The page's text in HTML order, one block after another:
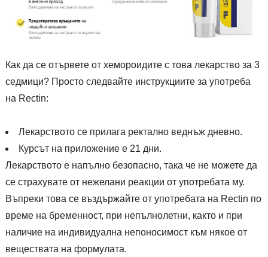
Как да се отървете от хемороидите с това лекарство за 3
седмици? Просто следвайте инструкциите за употреба
на Rectin:
Лекарството се прилага ректално веднъж дневно.
Курсът на приложение е 21 дни.
Лекарството е напълно безопасно, така че не можете да
се страхувате от нежелани реакции от употребата му.
Въпреки това се въздържайте от употребата на Rectin по
време на бременност, при непълнолетни, както и при
наличие на индивидуална непоносимост към някое от
веществата на формулата.